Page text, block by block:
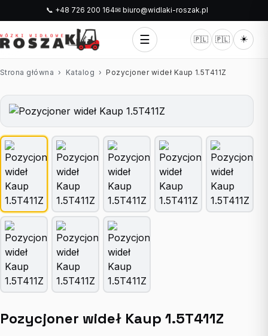
📞 +48 726 200 164✉ biuro@widlaki-roszak.pl
☰ 🇵🇱 🇵🇱 ☀️
Strona główna › Katalog ›Pozycjoner wideł Kaup 1.5T411Z
Pozycjoner wideł Kaup 1.5T411Z